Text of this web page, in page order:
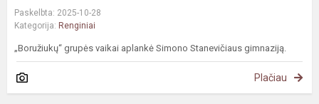
Paskelbta: 2025-10-28
Kategorija: Renginiai
„Boružiukų“ grupės vaikai aplankė Simono Stanevičiaus gimnaziją.
Plačiau